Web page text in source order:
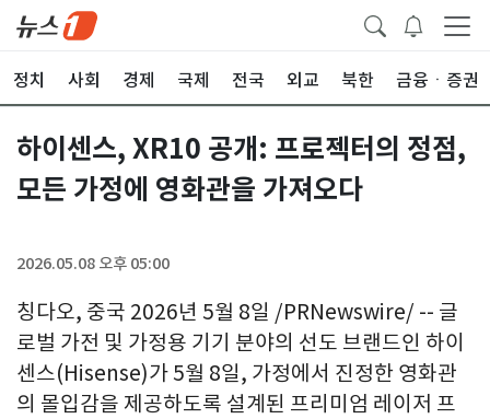
정치 사회 경제 국제 전국 외교 북한 금융ㆍ증권
하이센스, XR10 공개: 프로젝터의 정점,
모든 가정에 영화관을 가져오다
2026.05.08 오후 05:00
칭다오, 중국 2026년 5월 8일 /PRNewswire/ -- 글
로벌 가전 및 가정용 기기 분야의 선도 브랜드인 하이
센스(Hisense)가 5월 8일, 가정에서 진정한 영화관
의 몰입감을 제공하도록 설계된 프리미엄 레이저 프